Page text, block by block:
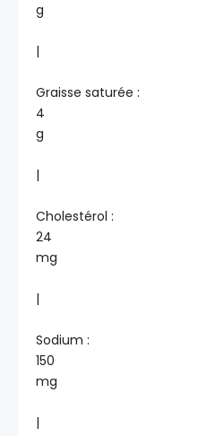
g
|
Graisse saturée :
4
g
|
Cholestérol :
24
mg
|
Sodium :
150
mg
|